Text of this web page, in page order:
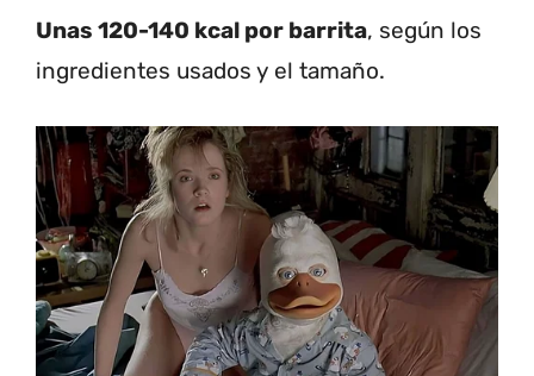
Unas 120-140 kcal por barrita, según los
ingredientes usados y el tamaño.